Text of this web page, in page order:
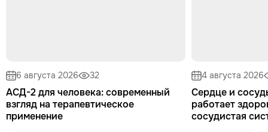
6 августа 2026 32
АСД-2 для человека: современный
взгляд на терапевтическое
применение
4 августа 2026
Сердце и
работает
сосудистая